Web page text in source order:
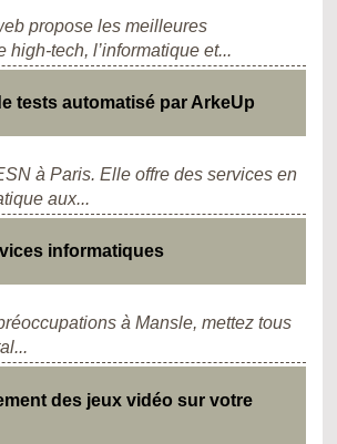
propose les meilleures
high-tech, l’informatique et...
tests automatisé par ArkeUp
à Paris. Elle offre des services en
aux...
informatiques
à Mansle, mettez tous
des jeux vidéo sur votre